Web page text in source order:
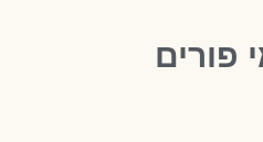
פורים